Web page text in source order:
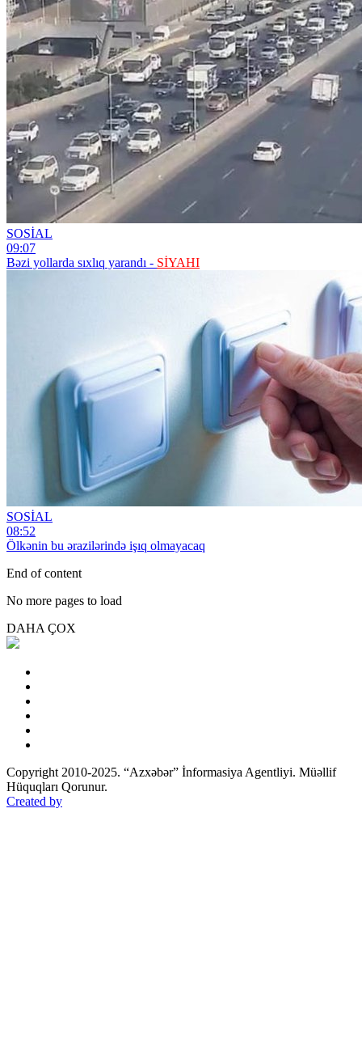
SOSİAL
09:07
Bəzi yollarda sıxlıq yarandı - SİYAHI
SOSİAL
08:52
Ölkənin bu ərazilərində işıq olmayacaq
End of content
No more pages to load
DAHA ÇOX
Copyright 2010-2025. “Azxəbər” İnformasiya Agentliyi. Müəllif
Hüquqları Qorunur.
Created by